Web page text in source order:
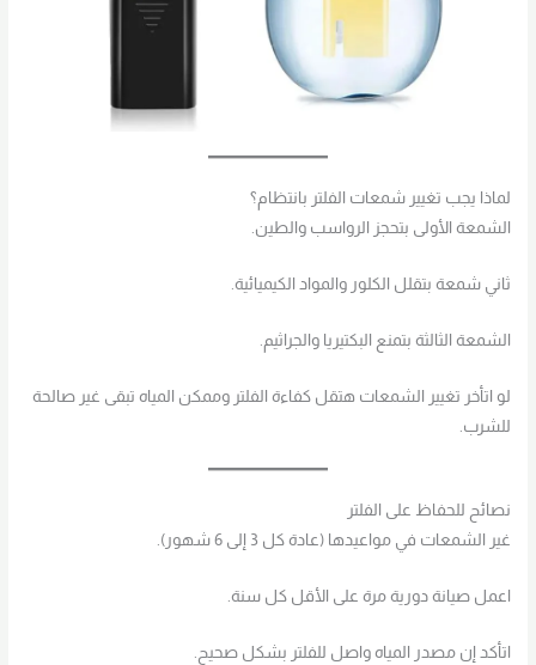
لماذا يجب تغيير شمعات الفلتر بانتظام؟
الشمعة الأولى بتحجز الرواسب والطين.
ثاني شمعة بتقلل الكلور والمواد الكيميائية.
الشمعة الثالثة بتمنع البكتيريا والجراثيم.
لو اتأخر تغيير الشمعات هتقل كفاءة الفلتر وممكن المياه تبقى غير صالحة
للشرب.
نصائح للحفاظ على الفلتر
غير الشمعات في مواعيدها (عادة كل 3 إلى 6 شهور).
اعمل صيانة دورية مرة على الأقل كل سنة.
اتأكد إن مصدر المياه واصل للفلتر بشكل صحيح.